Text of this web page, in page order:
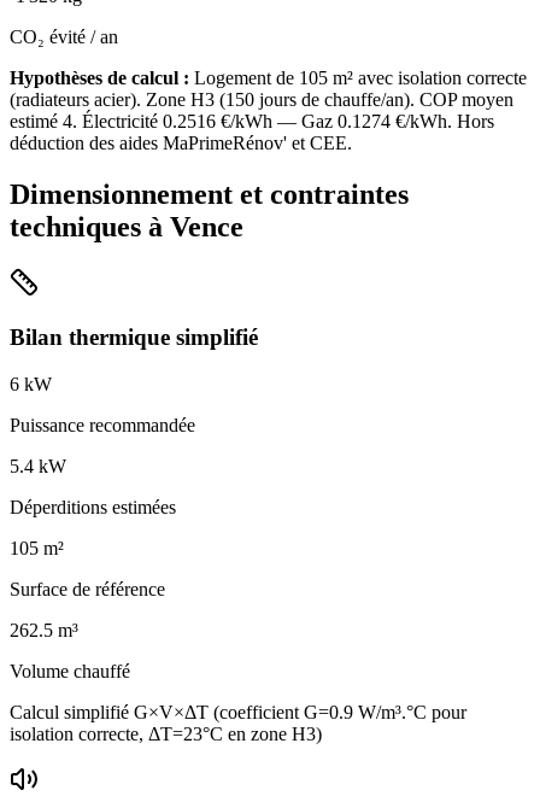
CO₂ évité / an
Hypothèses de calcul : Logement de 105 m² avec isolation correcte
(radiateurs acier). Zone H3 (150 jours de chauffe/an). COP moyen
estimé 4. Électricité 0.2516 €/kWh — Gaz 0.1274 €/kWh. Hors
déduction des aides MaPrimeRénov' et CEE.
Dimensionnement et contraintes
techniques à Vence
Bilan thermique simplifié
6 kW
Puissance recommandée
5.4 kW
Déperditions estimées
105 m²
Surface de référence
262.5 m³
Volume chauffé
Calcul simplifié G×V×ΔT (coefficient G=0.9 W/m³.°C pour
isolation correcte, ΔT=23°C en zone H3)